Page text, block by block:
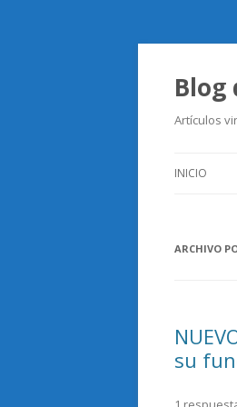
Blog
Artículos
INICIO
ARCHIVO
su